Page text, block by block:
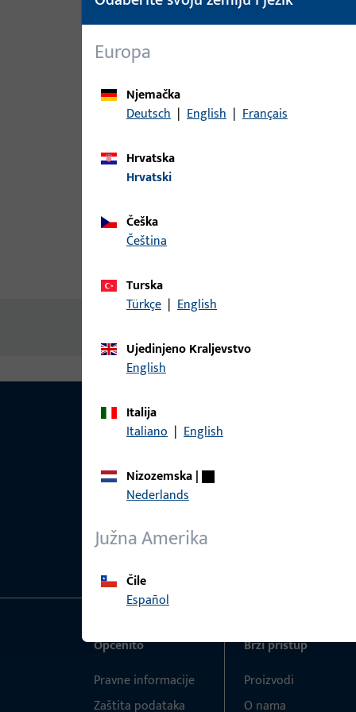
Europa
Njemačka
Deutsch | English | Français
Hrvatska
Hrvatski
Češka
čeština
Turska
Türkçe | English
Ujedinjeno Kraljevstvo
English
Italija
Italiano | English
Nizozemska|
Nederlands
Južna Amerika
Čile
Español
Općenito
Pravne informacije
Zaštita podataka
Brzi pristup
Proizvodi
O nama